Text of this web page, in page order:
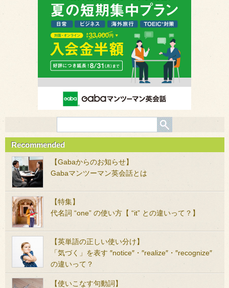
Recommended
【Gabaからのお知らせ】
Gabaマンツーマン英会話とは
【特集】
代名詞 “one” の使い方【 “it” との違いって？】
【英単語の正しい使い分け】
「気づく」を表す ″notice″・″realize″・″recognize″
の違いって？
【使いこなす句動詞】